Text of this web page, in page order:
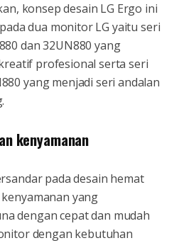
konsep desain LG Ergo ini
dua monitor LG yaitu seri
dan 32UN880 yang
profesional serta seri
yang menjadi seri andalan
kenyamanan
pada desain hemat
yang
dengan cepat dan mudah
dengan kebutuhan